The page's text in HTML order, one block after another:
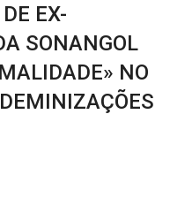
EX-
SONANGOL
NO